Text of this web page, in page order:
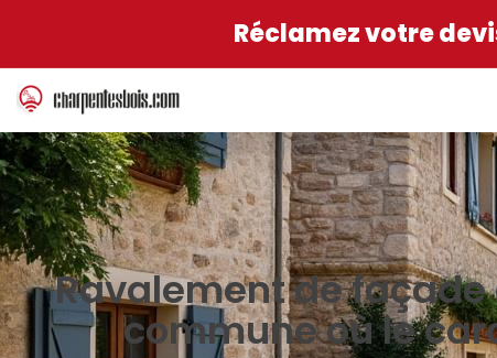
Réclamez votre
Ravalement de
commune où le